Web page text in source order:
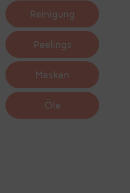
Reinigung
Peelings
Masken
Öle